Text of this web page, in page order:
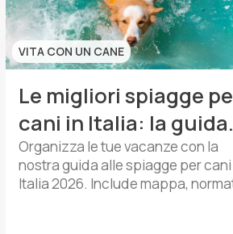
VITA CON UN CANE
Le migliori spiagge
cani in Italia: la guida
definitiva 2026
Organizza le tue vacanze con la
nostra guida alle spiagge per cani
Italia 2026. Include mappa,